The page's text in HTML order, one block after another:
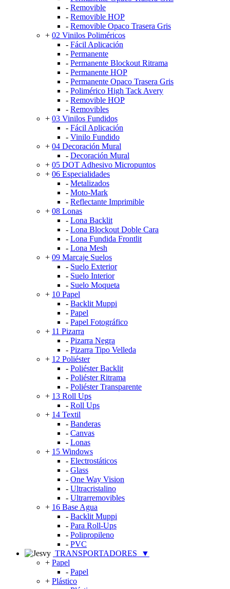
- Removible
- Removible HOP
- Removible Opaco Trasera Gris
+ 02 Vinilos Poliméricos
- Fácil Aplicación
- Permanente
- Permanente Blockout Ritrama
- Permanente HOP
- Permanente Opaco Trasera Gris
- Polimérico High Tack Avery
- Removible HOP
- Removibles
+ 03 Vinilos Fundidos
- Fácil Aplicación
- Vinilo Fundido
+ 04 Decoración Mural
- Decoración Mural
+ 05 DOT Adhesivo Micropuntos
+ 06 Especialidades
- Metalizados
- Moto-Mark
- Reflectante Imprimible
+ 08 Lonas
- Lona Backlit
- Lona Blockout Doble Cara
- Lona Fundida Frontlit
- Lona Mesh
+ 09 Marcaje Suelos
- Suelo Exterior
- Suelo Interior
- Suelo Moqueta
+ 10 Papel
- Backlit Muppi
- Papel
- Papel Fotográfico
+ 11 Pizarra
- Pizarra Negra
- Pizarra Tipo Velleda
+ 12 Poliéster
- Poliéster Backlit
- Poliéster Ritrama
- Poliéster Transparente
+ 13 Roll Ups
- Roll Ups
+ 14 Textil
- Banderas
- Canvas
- Lonas
+ 15 Windows
- Electrostáticos
- Glass
- One Way Vision
- Ultracristalino
- Ultrarremovibles
+ 16 Base Agua
- Backlit Muppi
- Para Roll-Ups
- Polipropileno
- PVC
TRANSPORTADORES
▼
+ Papel
- Papel
+ Plástico